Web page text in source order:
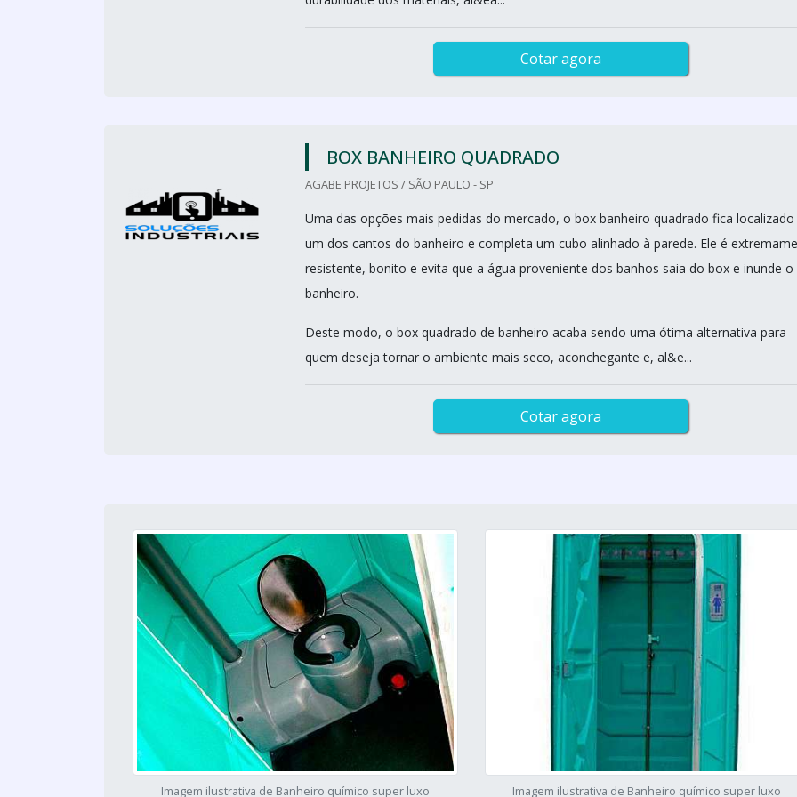
Cotar agora
BOX BANHEIRO QUADRADO
AGABE PROJETOS / SÃO PAULO - SP
Uma das opções mais pedidas do mercado, o box banheiro quadrado fica localizado
um dos cantos do banheiro e completa um cubo alinhado à parede. Ele é
resistente, bonito e evita que a água proveniente dos banhos saia do box e inunde o
banheiro.
Deste modo, o box quadrado de banheiro acaba sendo uma ótima alternativa para
quem deseja tornar o ambiente mais seco, aconchegante e, al&e...
Cotar agora
Imagem ilustrativa de Banheiro químico super luxo Imagem ilustrativa de Banheiro químico super luxo